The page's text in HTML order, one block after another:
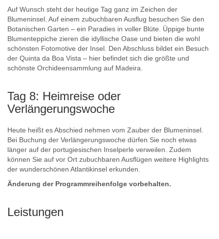
Auf Wunsch steht der heutige Tag ganz im Zeichen der
Blumeninsel. Auf einem zubuchbaren Ausflug besuchen Sie den
Botanischen Garten – ein Paradies in voller Blüte. Üppige bunte
Blumenteppiche zieren die idyllische Oase und bieten die wohl
schönsten Fotomotive der Insel. Den Abschluss bildet ein Besuch
der Quinta da Boa Vista – hier befindet sich die größte und
schönste Orchideensammlung auf Madeira.
Tag 8: Heimreise oder
Verlängerungswoche
Heute heißt es Abschied nehmen vom Zauber der Blumeninsel.
Bei Buchung der Verlängerungswoche dürfen Sie noch etwas
länger auf der portugiesischen Inselperle verweilen. Zudem
können Sie auf vor Ort zubuchbaren Ausflügen weitere Highlights
der wunderschönen Atlantikinsel erkunden.
Änderung der Programmreihenfolge vorbehalten.
Leistungen